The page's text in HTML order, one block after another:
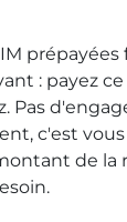
: payez
Pas
c'est
de la